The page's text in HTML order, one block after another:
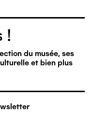
!
du musée, ses
et bien plus